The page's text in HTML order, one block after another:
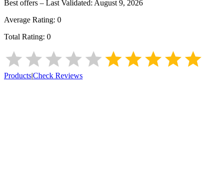
Best offers – Last Validated: August 9, 2026
Average Rating: 0
Total Rating: 0
Products|Check Reviews